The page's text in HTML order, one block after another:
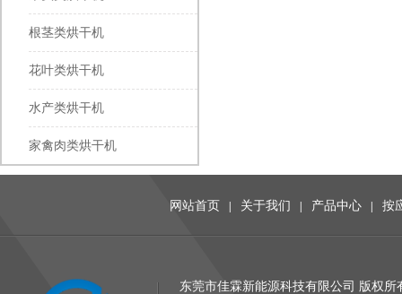
根茎类烘干机
花叶类烘干机
水产类烘干机
家禽肉类烘干机
网站首页 关于我们 产品中心 按
东莞市佳霖新能源科技有限公司 版权